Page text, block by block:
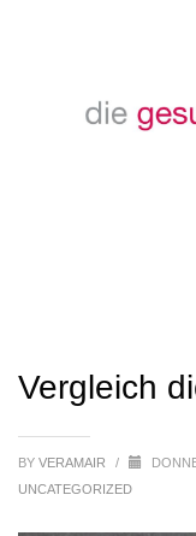
Vergleich
BY VERAMAIR /
UNCATEGORIZED